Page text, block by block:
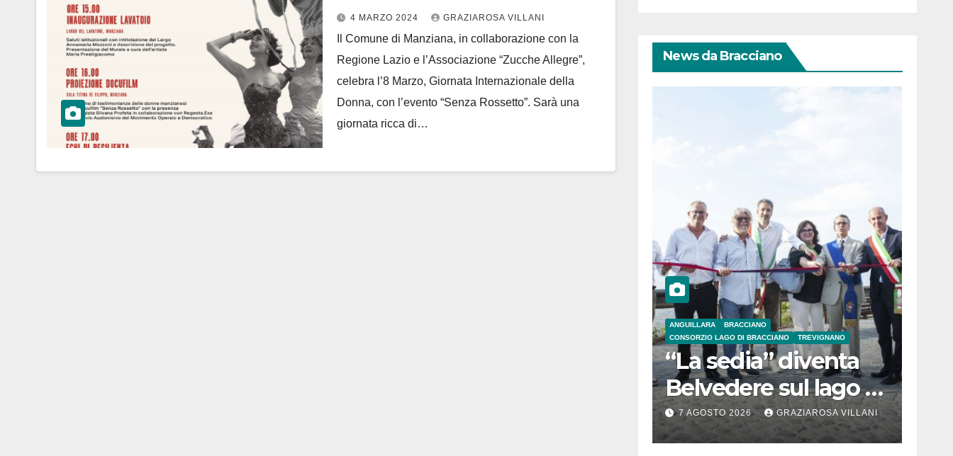
4 MARZO 2024 GRAZIAROSA VILLANI
Il Comune di Manziana, in collaborazione con la
Regione Lazio e l’Associazione “Zucche Allegre”,
celebra l’8 Marzo, Giornata Internazionale della
Donna, con l’evento “Senza Rossetto”. Sarà una
giornata ricca di…
News da Bracciano
ANGUILLARA
BRACCIANO
CONSORZIO LAGO DI BRACCIANO
TREVIGNANO
“La sedia” diventa
Belvedere sul lago di
Bracciano: ieri
l’inaugurazione
7 AGOSTO 2026 GRAZIAROSA VILLANI